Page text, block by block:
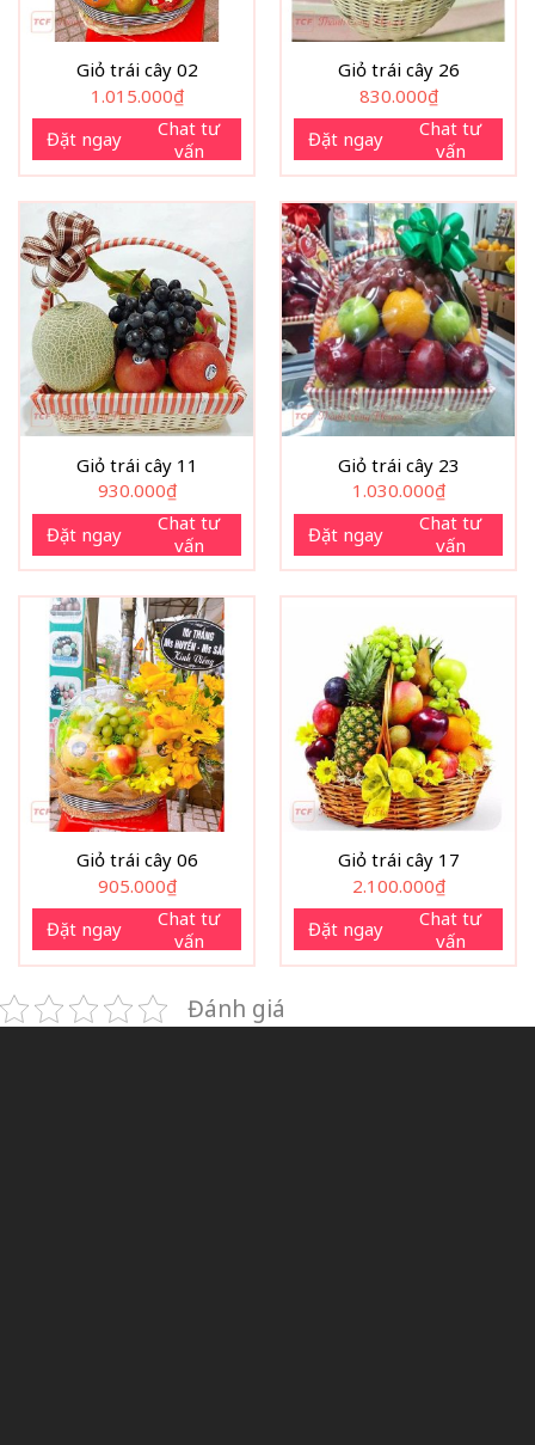
Giỏ trái cây 02
1.015.000₫
Đặt ngay
Chat tư
vấn
Giỏ trái cây 26
830.000₫
Đặt ngay
Chat tư
vấn
Giỏ trái cây 11
930.000₫
Đặt ngay
Chat tư
vấn
Giỏ trái cây 23
1.030.000₫
Đặt ngay
Chat tư
vấn
Giỏ trái cây 06
905.000₫
Đặt ngay
Chat tư
vấn
Giỏ trái cây 17
2.100.000₫
Đặt ngay
Chat tư
vấn
Đánh giá